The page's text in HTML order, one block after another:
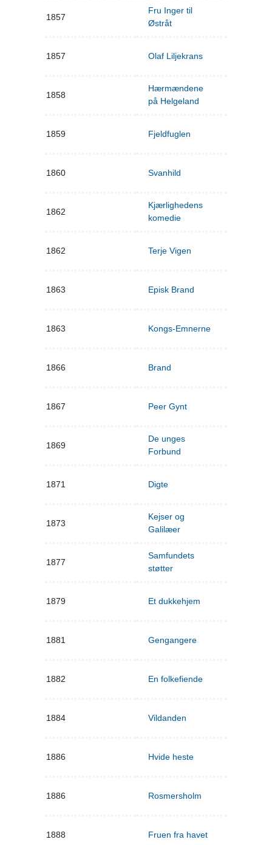
1857
Fru Inger til
Østråt
1857 Olaf Liljekrans
1858
Hærmændene
på Helgeland
1859 Fjeldfuglen
1860 Svanhild
1862
Kjærlighedens
komedie
1862 Terje Vigen
1863 Episk Brand
1863 Kongs-Emnerne
1866 Brand
1867 Peer Gynt
1869
De unges
Forbund
1871 Digte
1873
Kejser og
Galilæer
1877
Samfundets
støtter
1879 Et dukkehjem
1881 Gengangere
1882 En folkefiende
1884 Vildanden
1886 Hvide heste
1886 Rosmersholm
1888 Fruen fra havet